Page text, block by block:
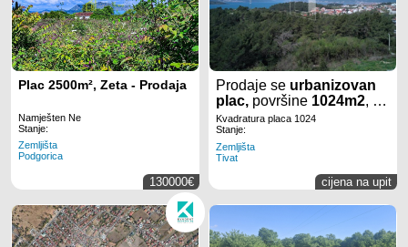
Plac 2500m², Zeta - Prodaja
Namješten Ne
Stanje:
Zemljišta
Podgorica
130000€
Prodaje se urbanizovan
plac,površine 1024m2, u
mjestuMrčevac
Kvadratura placa 1024
Stanje:
Zemljišta
Tivat
cijena na upit